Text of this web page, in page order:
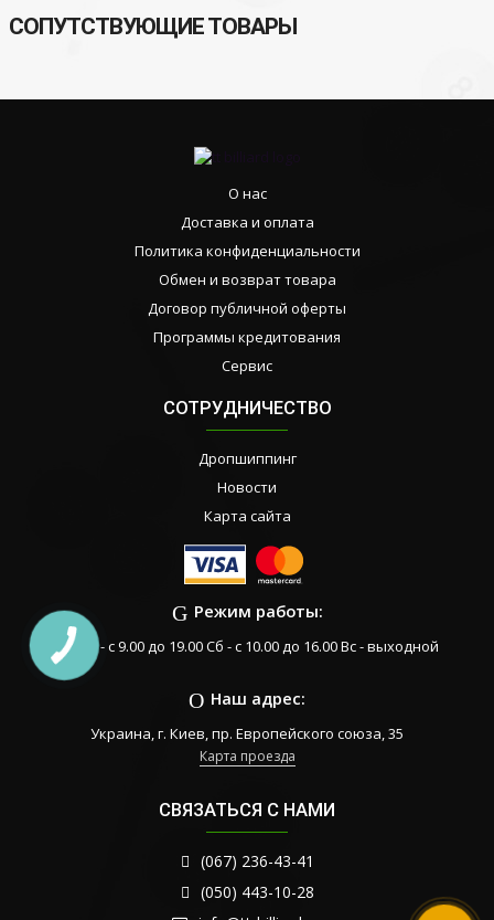
СОПУТСТВУЮЩИЕ ТОВАРЫ
О нас
Доставка и оплата
Политика конфиденциальности
Обмен и возврат товара
Договор публичной оферты
Программы кредитования
Сервис
СОТРУДНИЧЕСТВО
Дропшиппинг
Новости
Карта сайта
Режим работы:
Пн-Пт - с 9.00 до 19.00 Сб - с 10.00 до 16.00 Вс - выходной
Наш адрес:
Украина, г. Киев, пр. Европейского союза, 35
Карта проезда
СВЯЗАТЬСЯ С НАМИ
(067) 236-43-41
(050) 443-10-28